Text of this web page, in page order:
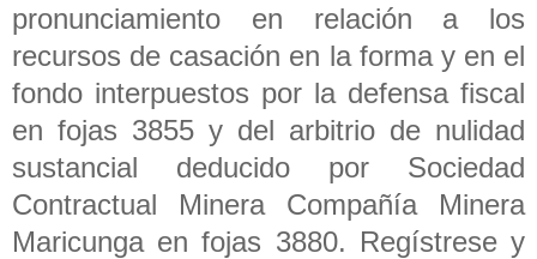
pronunciamiento en relación a los
recursos de casación en la forma y en el
fondo interpuestos por la defensa fiscal
en fojas 3855 y del arbitrio de nulidad
sustancial deducido por Sociedad
Contractual Minera Compañía Minera
Maricunga en fojas 3880. Regístrese y